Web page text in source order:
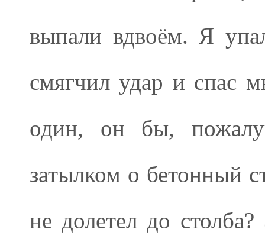
выпали вдвоём. Я
смягчил удар и спас
один, он бы,
затылком о бетонный
не долетел до